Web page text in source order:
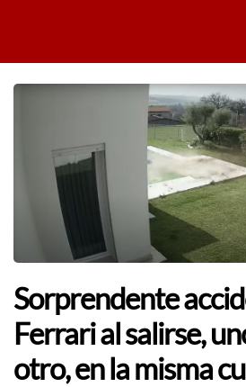
Sorprendente
Ferrari al salirse,
otro, en la misma